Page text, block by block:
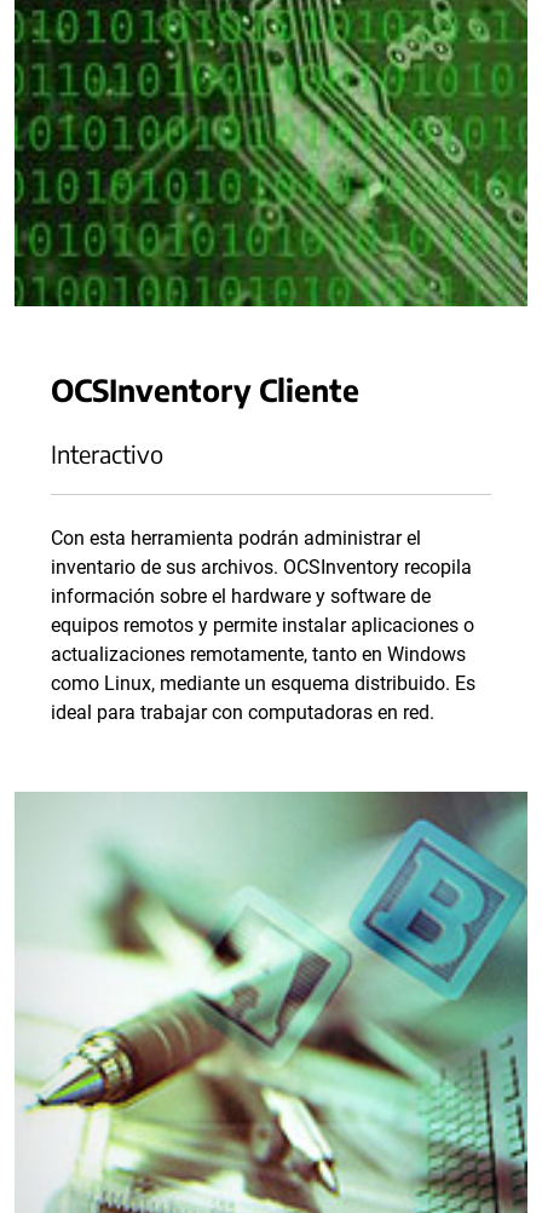
OCSInventory Cliente
Interactivo
Con esta herramienta podrán administrar el
inventario de sus archivos. OCSInventory recopila
información sobre el hardware y software de
equipos remotos y permite instalar aplicaciones o
actualizaciones remotamente, tanto en Windows
como Linux, mediante un esquema distribuido. Es
ideal para trabajar con computadoras en red.